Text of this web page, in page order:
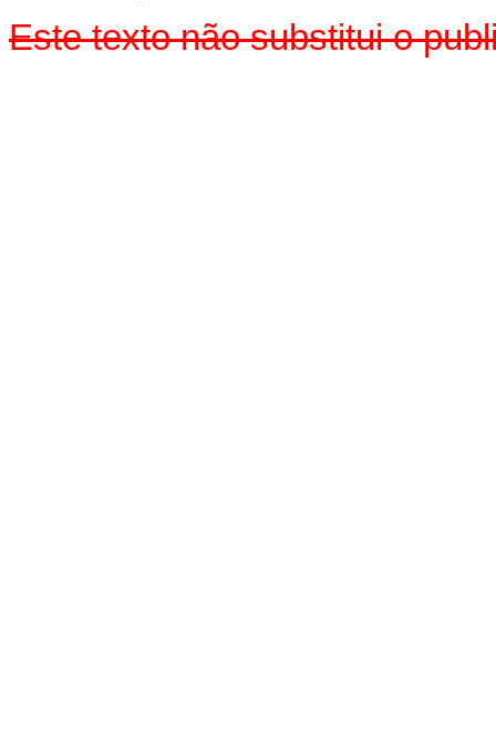
Este texto não substitui o